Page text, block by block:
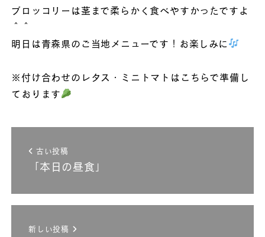
ブロッコリーは茎まで柔らかく食べやすかったですよ
＾＾
明日は青森県のご当地メニューです！お楽しみに
※付け合わせのレタス・ミニトマトはこちらで準備し
ております
古い投稿
「本日の昼食」
新しい投稿